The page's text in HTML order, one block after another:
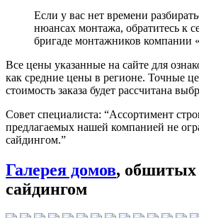
Если у вас нет времени
нюансах монтажа, обратитесь к
бригаде монтажников компании
Все цены указанные на сайте для
как средние цены в регионе. Точные
стоимость заказа будет рассчитана
Совет специалиста: “Ассортимент
предлагаемых нашей компанией не
сайдингом.”
Галерея домов,
сайдингом